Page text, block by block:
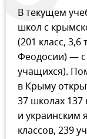
В текущем
школ с
(201 класс,
Феодосии) — с
учащихся).
в Крыму
37 школах 137
и украинским
классов, 239